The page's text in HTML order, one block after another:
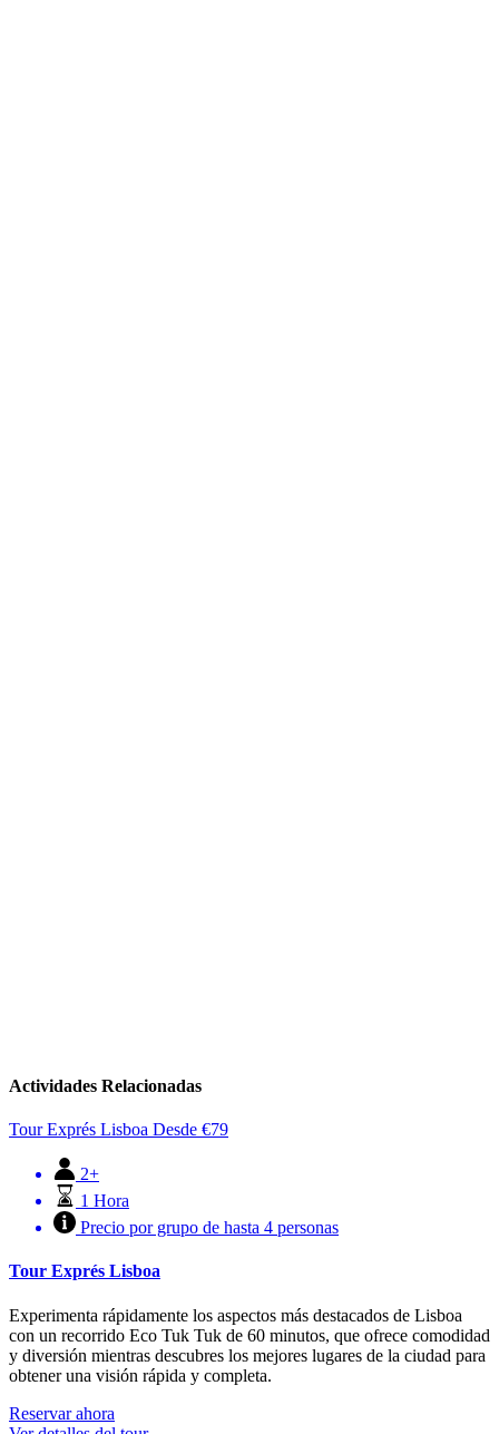
Actividades Relacionadas
Tour Exprés Lisboa Desde €79
2+
1 Hora
Precio por grupo de hasta 4 personas
Tour Exprés Lisboa
Experimenta rápidamente los aspectos más destacados de Lisboa
con un recorrido Eco Tuk Tuk de 60 minutos, que ofrece comodidad
y diversión mientras descubres los mejores lugares de la ciudad para
obtener una visión rápida y completa.
Reservar ahora